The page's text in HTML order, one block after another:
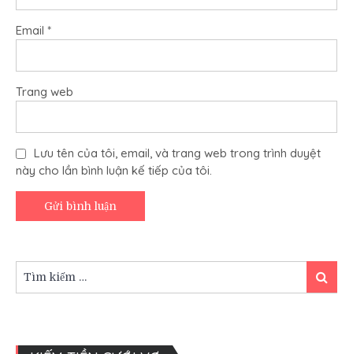
Email *
Trang web
Lưu tên của tôi, email, và trang web trong trình duyệt
này cho lần bình luận kế tiếp của tôi.
kiếm:
Tìm
kiếm